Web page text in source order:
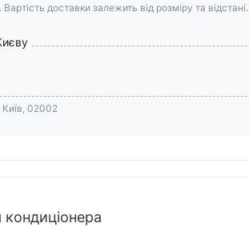
доставки залежить від розміру та відстані.
02002